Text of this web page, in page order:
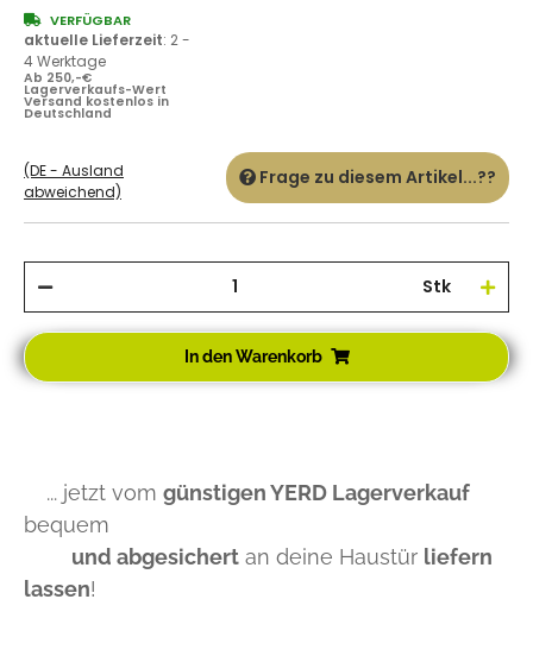
VERFÜGBAR
aktuelle Lieferzeit: 2 -
4 Werktage
Ab 250,-€
Lagerverkaufs-Wert
Versand kostenlos in
Deutschland
(DE - Ausland
abweichend)
Frage zu diesem Artikel...??
Stk
In den Warenkorb
... jetzt vom günstigen YERD Lagerverkauf
bequem
und abgesichert an deine Haustür liefern
lassen!